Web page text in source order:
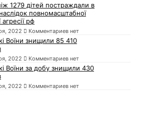
1279 дітей постраждали в
повномасштабної
рф
2022 Комментариев нет
Воїни знищили 85 410
2022 Комментариев нет
Воїни за добу знищили 430
2022 Комментариев нет